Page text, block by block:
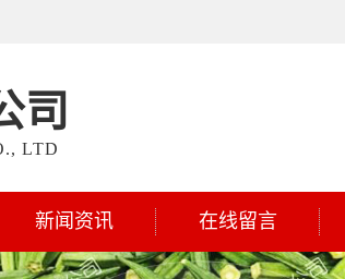
司
LTD
新闻资讯 在线留言